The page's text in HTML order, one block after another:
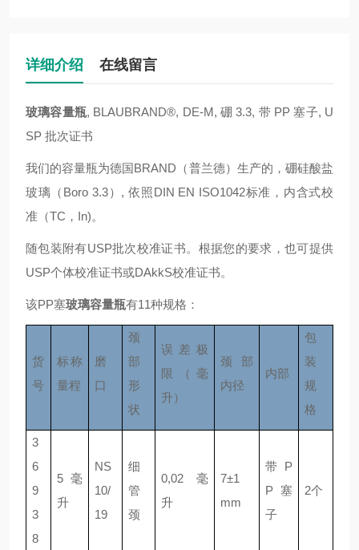
详细介绍 在线留言
玻璃容量瓶, BLAUBRAND®, DE-M, 硼 3.3, 带 PP 塞子, U
SP 批次证书
我们的容量瓶为德国BRAND（普兰德）生产的，硼硅酸盐
玻璃（Boro 3.3）, 依照DIN EN ISO1042标准，内含式校
准（TC，In)。
随包装附有USP批次校准证书。根据您的要求，也可提供
USP个体校准证书或DAkkS校准证书。
该PP塞玻璃容量瓶有11种规格：
货
号
标称
量程
磨
口
颈
部
形
状
误差极
限（毫
升）
颈部
内径
内部
包
装
规
格
3
6
9
3
8
5 毫
升
NS
10/
19
细
管
颈
0,02 毫
升
7±1
mm
带 P
P 塞
子
2个